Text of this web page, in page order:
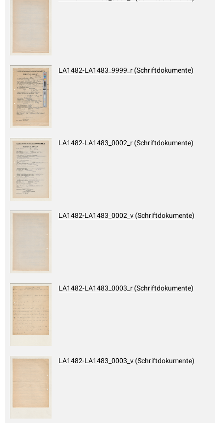
LA1482-LA1483_9999_r (Schriftdokumente)
LA1482-LA1483_0002_r (Schriftdokumente)
LA1482-LA1483_0002_v (Schriftdokumente)
LA1482-LA1483_0003_r (Schriftdokumente)
LA1482-LA1483_0003_v (Schriftdokumente)